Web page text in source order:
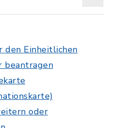
den Einheitlichen
beantragen
oder